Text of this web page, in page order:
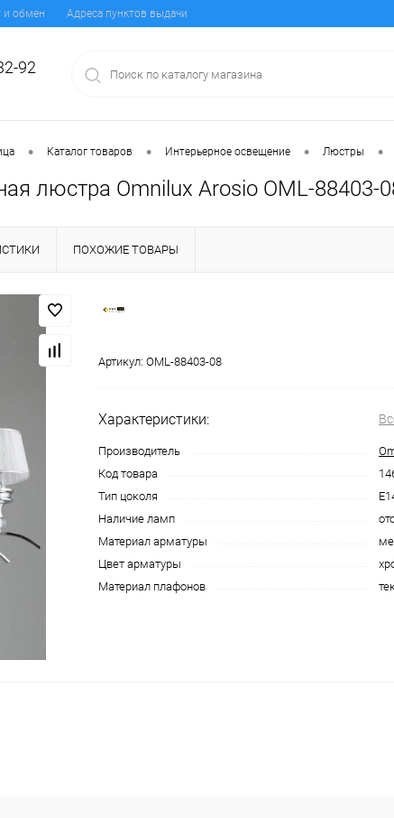
и обмен Адреса пунктов выдачи
92
• Каталог товаров • Интерьерное освещение • Люстры •
люстра Omnilux Arosio OML-88403-
ПОХОЖИЕ ТОВАРЫ
Артикул: OML-88403-08
Характеристики:
Производитель
Код товара
Тип цоколя
Наличие ламп
Материал арматуры
Цвет арматуры
Материал плафонов